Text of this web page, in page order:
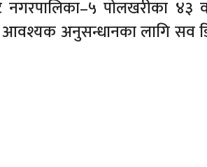
पोलखरीका ४३
आवश्यक अनुसन्धानका लागि सव